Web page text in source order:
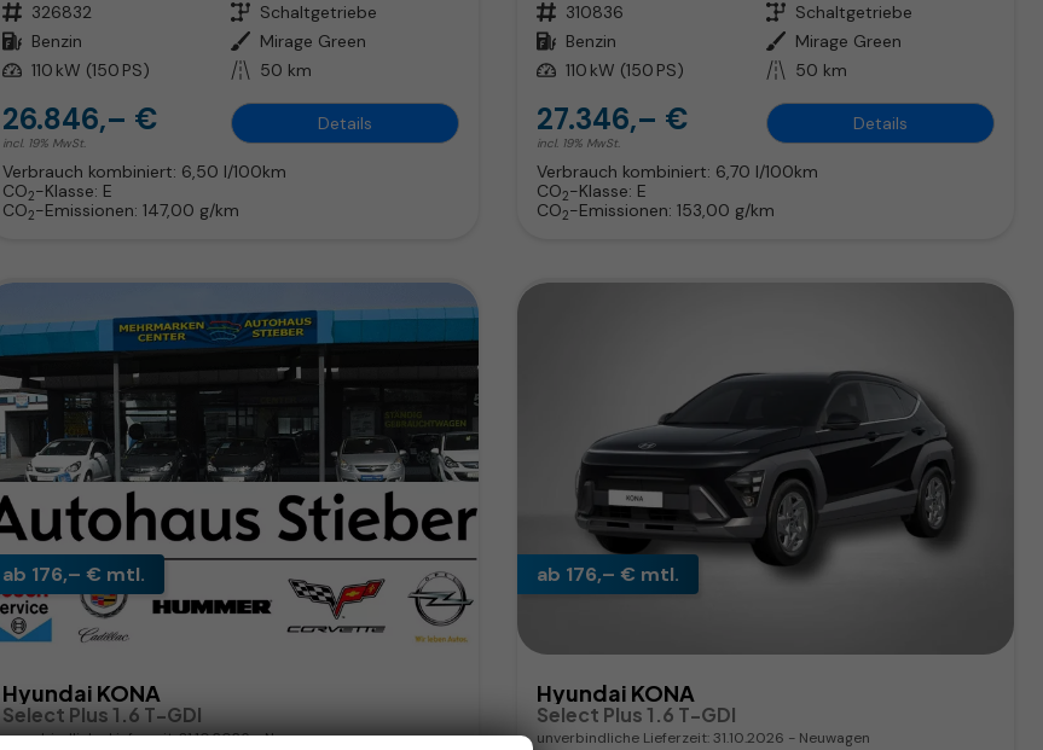
Fahrzeugnr. 326832 Getriebe Schaltgetriebe
Kraftstoff Benzin Außenfarbe Mirage Green
Leistung 110 kW (150 PS) Kilometerstand 50 km
26.846,– €
incl. 19% MwSt.
Details
Verbrauch kombiniert: 6,50 l/100km
CO2-Klasse: E
CO2-Emissionen: 147,00 g/km
Fahrzeugnr. 310836 Getriebe Schaltgetriebe
Kraftstoff Benzin Außenfarbe Mirage Green
Leistung 110 kW (150 PS) Kilometerstand 50 km
27.346,– €
incl. 19% MwSt.
Details
Verbrauch kombiniert: 6,70 l/100km
CO2-Klasse: E
CO2-Emissionen:153,00 g/km
ab 176,– € mtl.
Hyundai KONA
Select Plus 1.6 T-GDI
unverbindliche Lieferzeit:31.10.2026 Neuwagen
ab 176,– € mtl.
Hyundai KONA
Select Plus 1.6 T-GDI
unverbindliche Lieferzeit:31.10.2026 Neuwagen